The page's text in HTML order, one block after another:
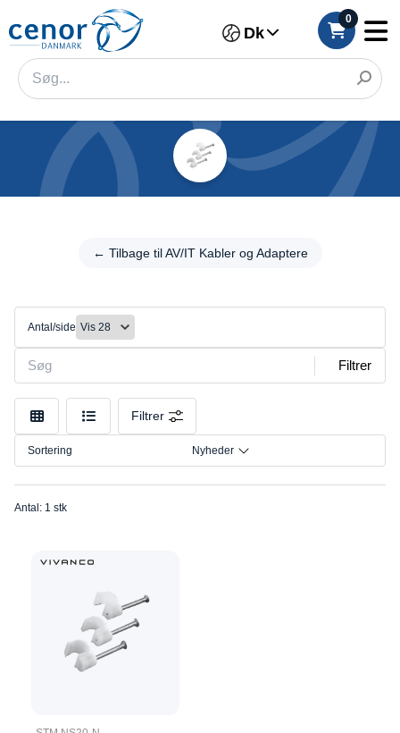
Dk
0
← Tilbage til AV/IT Kabler og Adaptere
Kategorier
Adaptere
Øvrige
Filter
Tilslutning
Mærke
Model
Antal/side
Filtrer
Filtrer
Sortering Nyheder
Antal: 1 stk